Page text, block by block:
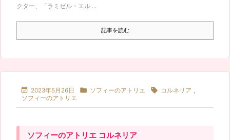
クター、「ラミゼル・エル ...
記事を読む
 2023年5月26日  ソフィーのアトリエ  コルネリア ,
ソフィーのアトリエ
ソフィーのアトリエ コルネリア